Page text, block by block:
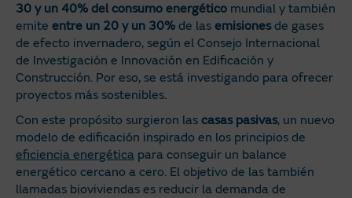
30 y un 40% del consumo energético mundial y también
emite entre un 20 y un 30% de las emisionesde gases
de efecto invernadero, según el Consejo Internacional
de Investigación e Innovación en Edificación y
Construcción. Por eso, se está investigando para ofrecer
proyectos más sostenibles.
Con este propósito surgieron las casas pasivas, un nuevo
modelo de edificación inspirado en los principios de
eficiencia energética para conseguir un balance
energético cercano a cero. El objetivo de las también
llamadas bioviviendas es reducir la demanda de